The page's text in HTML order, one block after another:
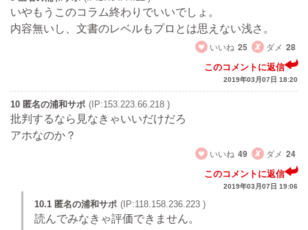
いやもうこのコラム終わりでいいでしょ。
内容無いし、文書のレベルもプロとは思えない浅さ。
いいね 25 ダメ 28
このコメントに返信
2019年03月07日 18:20
10 匿名の浦和サポ (IP:153.223.66.218 )
批判するなら見なきゃいいだけだろ
アホなのか？
いいね 49 ダメ 24
このコメントに返信
2019年03月07日 19:06
10.1 匿名の浦和サポ (IP:118.158.236.223 )
読んでみなきゃ評価できません。